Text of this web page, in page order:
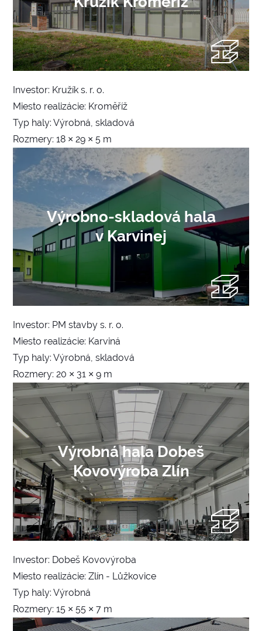
Investor: Kružík s. r. o.
Miesto realizácie: Kroměříž
Typ haly: Výrobná, skladová
Rozmery: 18 × 29 × 5 m
Výrobno-skladová hala
v Karvinej
Investor: PM stavby s. r. o.
Miesto realizácie: Karviná
Typ haly: Výrobná, skladová
Rozmery: 20 × 31 × 9 m
Výrobná hala Dobeš
Kovovýroba Zlín
Investor: Dobeš Kovovýroba
Miesto realizácie: Zlín - Lůžkovice
Typ haly: Výrobná
Rozmery: 15 × 55 × 7 m